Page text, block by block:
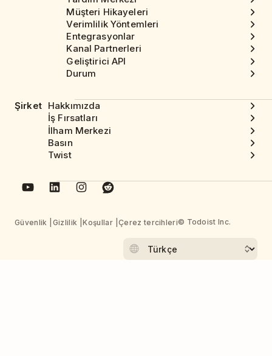
Müşteri Hikayeleri
Verimlilik Yöntemleri
Entegrasyonlar
Kanal Partnerleri
Geliştirici API
Durum
Şirket Hakkımızda
İş Fırsatları
İlham Merkezi
Basın
Twist
Güvenlik Gizlilik Koşullar Çerez tercihleri© Todoist Inc.